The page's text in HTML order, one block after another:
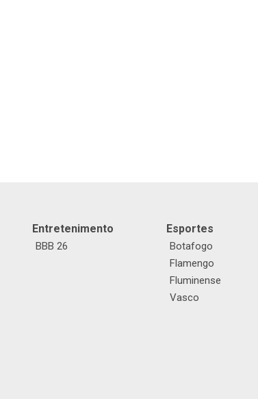
Entretenimento
BBB 26
Esportes
Botafogo
Flamengo
Fluminense
Vasco